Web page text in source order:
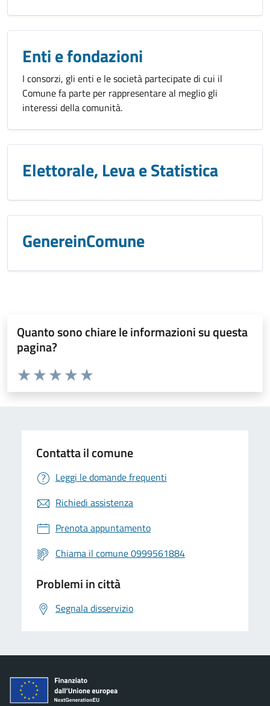
Enti e fondazioni
I consorzi, gli enti e le società partecipate di cui il
Comune fa parte per rappresentare al meglio gli
interessi della comunità.
Elettorale, Leva e Statistica
GenereinComune
Quanto sono chiare le informazioni su questa
pagina?
Valuta da 1 a 5 stelle la pagina
Valuta 5 stelle su 5
Valuta 4 stelle su 5
Valuta 3 stelle su 5
Valuta 2 stelle su 5
Valuta 1 stelle su 5
Contatta il comune
Leggi le domande frequenti
Richiedi assistenza
Prenota appuntamento
Chiama il comune 0999561884
Problemi in città
Segnala disservizio